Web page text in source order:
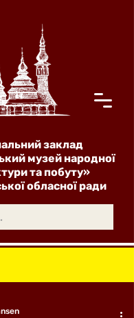
заклад
музей народної
та побуту»
обласної ради